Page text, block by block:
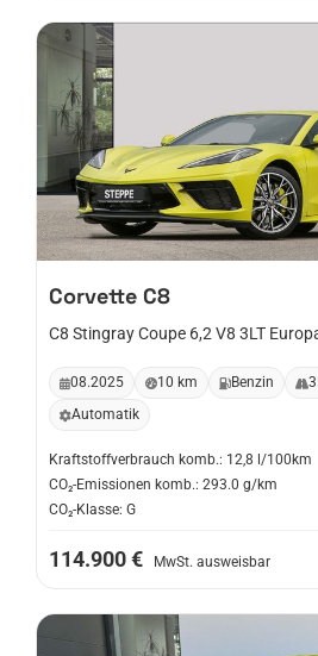
Corvette C8
C8 Stingray Coupe 6,2 V8 3LT
08.2025 10 km Benzin
Automatik
Kraftstoffverbrauch komb.: 12,8 l/100km
CO₂-Emissionen komb.: 293.0 g/km
CO₂-Klasse: G
114.900 € MwSt. ausweisbar